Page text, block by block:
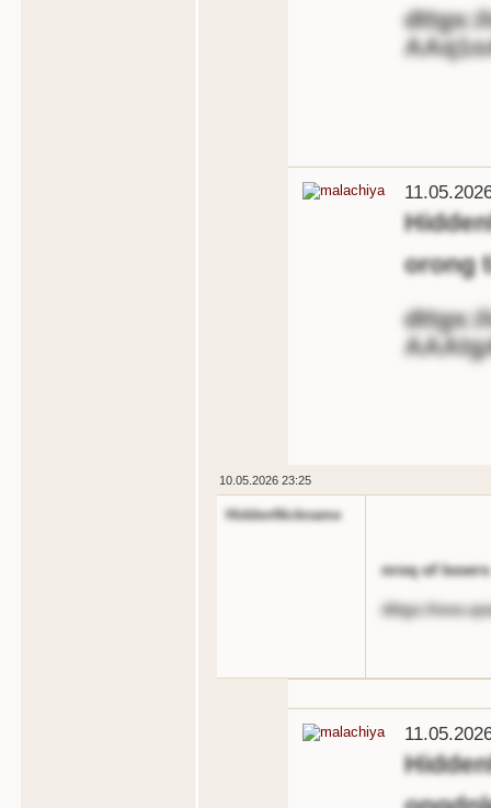
orong
10.05.2026 23:25
HiddenNickname
nroq of looers
dttgs://